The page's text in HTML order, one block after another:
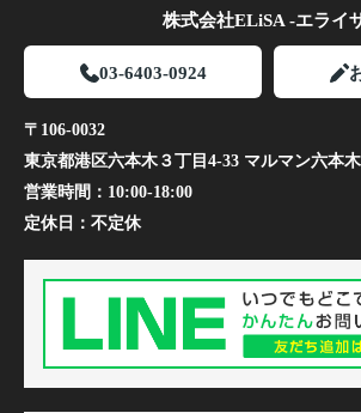
株式会社ELiSA -エライ
03-6403-0924
〒106-0032
東京都港区六本木３丁目4-33 マルマン六本
営業時間： 10:00-18:00
定休日： 不定休